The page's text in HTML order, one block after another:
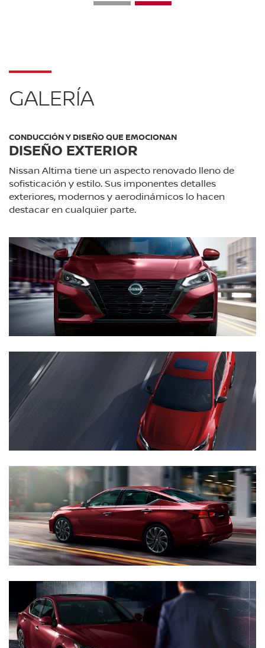
GALERÍA
CONDUCCIÓN Y DISEÑO QUE EMOCIONAN
DISEÑO EXTERIOR
Nissan Altima tiene un aspecto renovado lleno de
sofisticación y estilo. Sus imponentes detalles
exteriores, modernos y aerodinámicos lo hacen
destacar en cualquier parte.